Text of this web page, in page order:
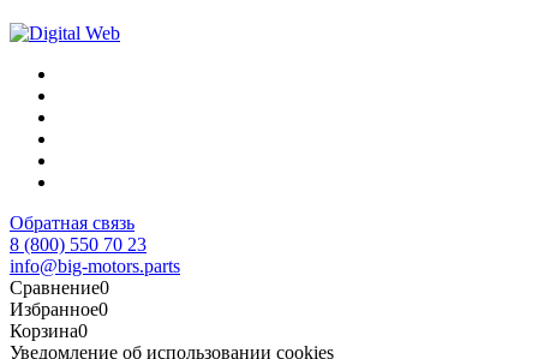
Обратная связь
8 (800) 550 70 23
info@big-motors.parts
Сравнение0
Избранное0
Корзина0
Уведомление об использовании cookies